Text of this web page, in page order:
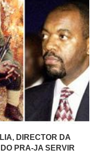
DIRECTOR DA
PRA-JA SERVIR